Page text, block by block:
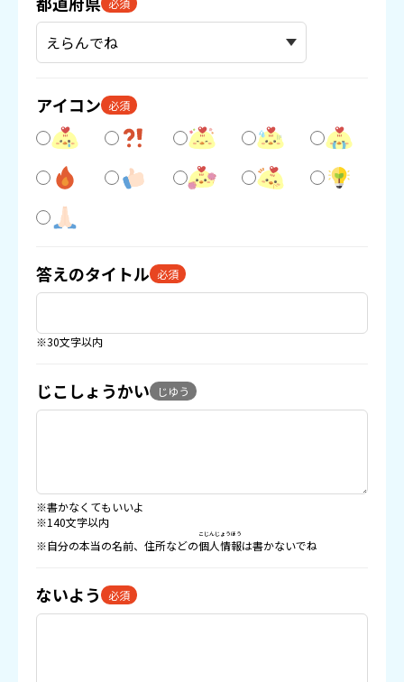
アイコン 必須
答えのタイトル 必須
※30文字以内
じこしょうかい じゆう
※書かなくてもいいよ
※140文字以内
※自分の本当の名前、住所などの個人情報
こじんじょうほう
は書かないでね
ないよう 必須